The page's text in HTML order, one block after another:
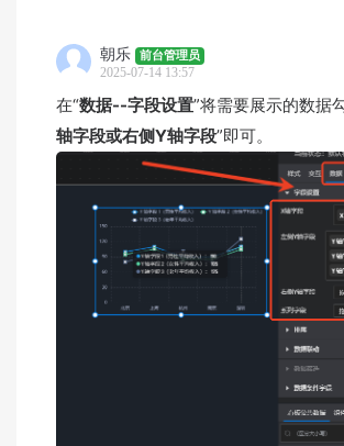
朝乐 前台管理员
2025-07-14 13:57
在“数据--字段设置”将需要展示的数据
轴字段或右侧Y轴字段”即可。